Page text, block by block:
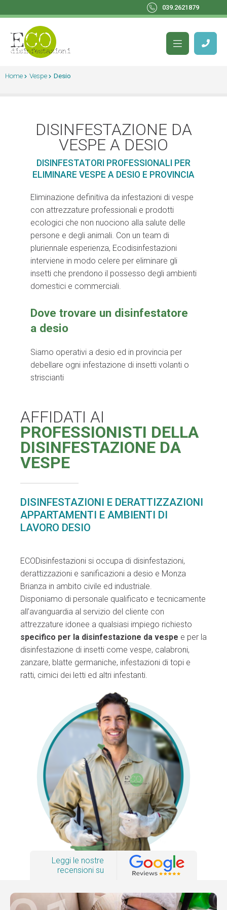
039.2621879
Home Vespe Desio
DISINFESTAZIONE DA
VESPE A DESIO
DISINFESTATORI PROFESSIONALI PER
ELIMINARE VESPE A DESIO E PROVINCIA
Eliminazione definitiva da infestazioni di vespe
con attrezzature professionali e prodotti
ecologici che non nuociono alla salute delle
persone e degli animali. Con un team di
pluriennale esperienza, Ecodisinfestazioni
interviene in modo celere per eliminare gli
insetti che prendono il possesso degli ambienti
domestici e commerciali.
Dove trovare un disinfestatore
a desio
Siamo operativi a desio ed in provincia per
debellare ogni infestazione di insetti volanti o
striscianti
AFFIDATI AI
PROFESSIONISTI DELLA
DISINFESTAZIONE DA
VESPE
DISINFESTAZIONI E DERATTIZZAZIONI
APPARTAMENTI E AMBIENTI DI
LAVORO DESIO
ECODisinfestazioni si occupa di disinfestazioni,
derattizzazioni e sanificazioni a desio e Monza
Brianza in ambito civile ed industriale.
Disponiamo di personale qualificato e tecnicamente
all’avanguardia al servizio del cliente con
attrezzature idonee a qualsiasi impiego richiesto
specifico per la disinfestazione da vespe e per la
disinfestazione di insetti come vespe, calabroni,
zanzare, blatte germaniche, infestazioni di topi e
ratti, cimici dei letti ed altri infestanti.
Leggi le nostre
recensioni su